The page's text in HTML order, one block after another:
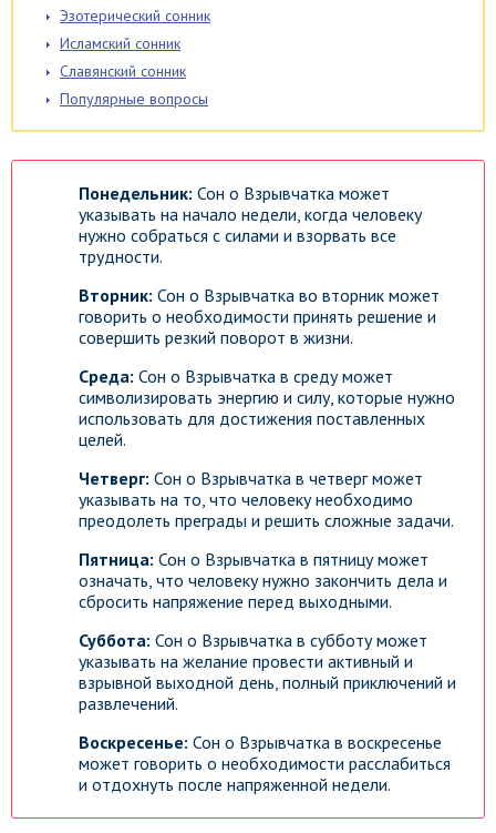
Эзотерический сонник
Исламский сонник
Славянский сонник
Популярные вопросы
Понедельник: Сон о Взрывчатка может
указывать на начало недели, когда человеку
нужно собраться с силами и взорвать все
трудности.
Вторник: Сон о Взрывчатка во вторник может
говорить о необходимости принять решение и
совершить резкий поворот в жизни.
Среда: Сон о Взрывчатка в среду может
символизировать энергию и силу, которые нужно
использовать для достижения поставленных
целей.
Четверг: Сон о Взрывчатка в четверг может
указывать на то, что человеку необходимо
преодолеть преграды и решить сложные задачи.
Пятница: Сон о Взрывчатка в пятницу может
означать, что человеку нужно закончить дела и
сбросить напряжение перед выходными.
Суббота: Сон о Взрывчатка в субботу может
указывать на желание провести активный и
взрывной выходной день, полный приключений и
развлечений.
Воскресенье: Сон о Взрывчатка в воскресенье
может говорить о необходимости расслабиться
и отдохнуть после напряженной недели.